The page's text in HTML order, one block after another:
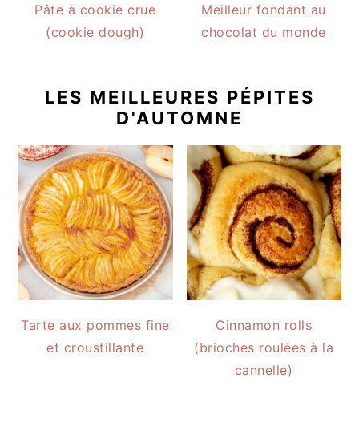
Pâte à cookie crue
(cookie dough)
Meilleur fondant au
chocolat du monde
LES MEILLEURES PÉPITES
D'AUTOMNE
Tarte aux pommes fine
et croustillante
Cinnamon rolls
(brioches roulées à la
cannelle)